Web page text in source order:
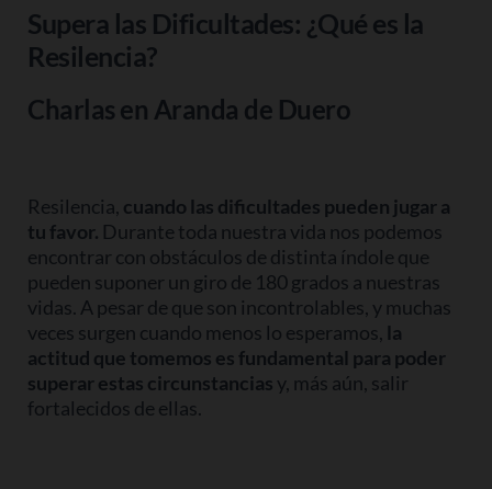
Supera las Dificultades: ¿Qué es la
Resilencia?
Charlas en Aranda de Duero
Resilencia, cuando las dificultades pueden jugar a
tu favor. Durante toda nuestra vida nos podemos
encontrar con obstáculos de distinta índole que
pueden suponer un giro de 180 grados a nuestras
vidas. A pesar de que son incontrolables, y muchas
veces surgen cuando menos lo esperamos, la
actitud que tomemos es fundamental para poder
superar estas circunstancias y, más aún, salir
fortalecidos de ellas.